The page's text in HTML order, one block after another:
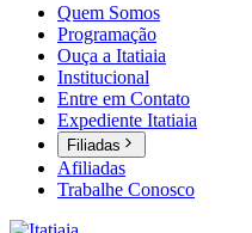
Quem Somos
Programação
Ouça a Itatiaia
Institucional
Entre em Contato
Expediente Itatiaia
Filiadas
Afiliadas
Trabalhe Conosco